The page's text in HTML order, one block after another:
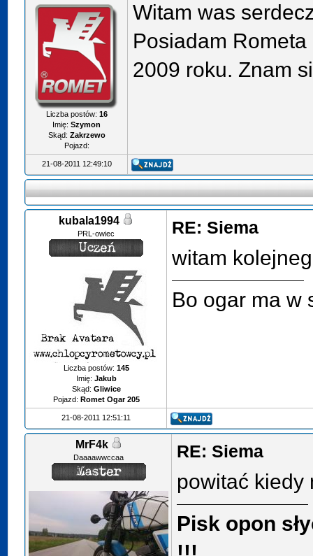
Liczba postów: 16
Imię: Szymon
Skąd: Zakrzewo
Pojazd:
Witam was
Posiadam
2009 roku. Znam
21-08-2011 12:49:10
kubala1994
PRL-owiec
Liczba postów: 145
Imię: Jakub
Skąd: Gliwice
Pojazd: Romet Ogar 205
RE: Siema
witam
Bo ogar ma w
21-08-2011 12:51:11
MrF4k
Daaaawwccaa RE: Siema
powitać kiedy
Pisk opon